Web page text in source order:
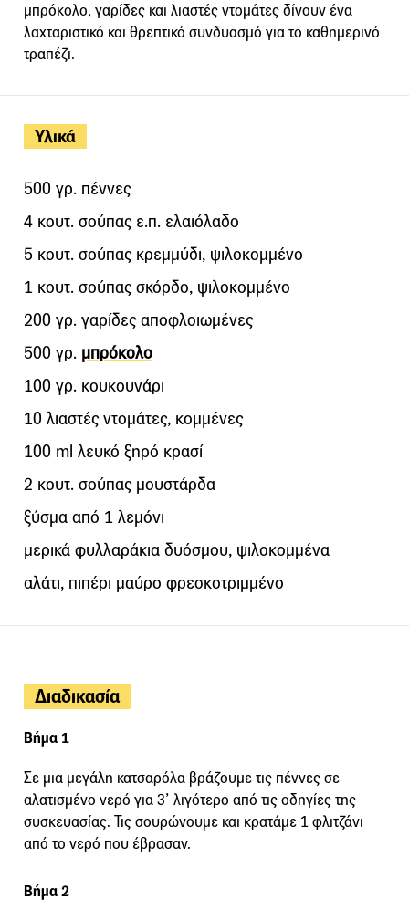
Υλικά
500 γρ. πέννες
4 κoυτ. σούπας ε.π. ελαιόλαδο
5 κουτ. σούπας κρεμμύδι, ψιλοκομμένο
1 κουτ. σούπας σκόρδο, ψιλοκομμένο
200 γρ. γαρίδες αποφλοιωμένες
500 γρ. μπρόκολο
100 γρ. κουκουνάρι
10 λιαστές ντομάτες, κομμένες
100 ml λευκό ξηρό κρασί
2 κουτ. σούπας μουστάρδα
ξύσμα από 1 λεμόνι
μερικά φυλλαράκια δυόσμου, ψιλοκομμένα
αλάτι, πιπέρι μαύρο φρεσκοτριμμένο
μπρόκολο, γαρίδες και λιαστές ντομάτες δίνουν ένα
λαχταριστικό και θρεπτικό συνδυασμό για το καθημερινό
τραπέζι.
Διαδικασία
Βήμα 1
Σε μια μεγάλη κατσαρόλα βράζουμε τις πέννες σε
αλατισμένο νερό για 3’ λιγότερο από τις οδηγίες της
συσκευασίας. Τις σουρώνουμε και κρατάμε 1 φλιτζάνι
από το νερό που έβρασαν.
Βήμα 2